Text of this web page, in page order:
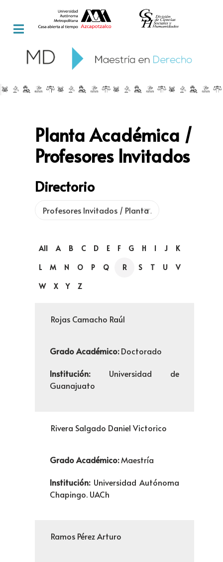
Planta Académica /
Profesores Invitados
Directorio
All A B C D E F G H I J
K
L
M N O P Q R S T U
V
W
X Y Z
Rojas Camacho Raúl
Grado Académico:Doctorado
Institución:Universidad de
Guanajuato
Rivera Salgado Daniel Victorico
Grado Académico:Maestría
Institución:Universidad Autónoma
Chapingo. UACh
Ramos Pérez Arturo